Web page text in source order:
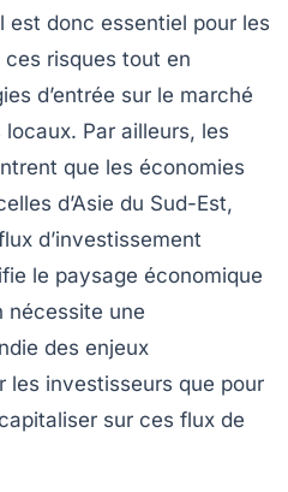
donc essentiel pour les
ces risques tout en
d’entrée sur le marché
Par ailleurs, les
que les économies
d’Asie du Sud-Est,
d’investissement
le paysage économique
nécessite une
des enjeux
les investisseurs que pour
sur ces flux de